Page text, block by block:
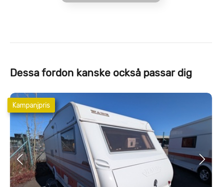
Dessa fordon kanske också passar dig
Kampanjpris